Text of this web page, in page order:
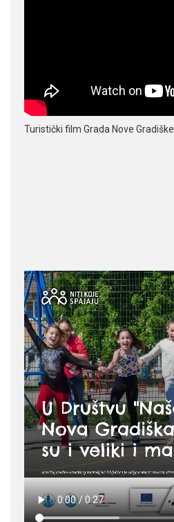
Turistički film Grada Nove Gradiške